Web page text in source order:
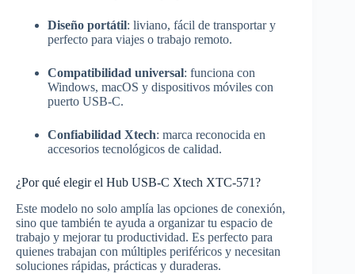
Diseño portátil: liviano, fácil de transportar y
perfecto para viajes o trabajo remoto.
Compatibilidad universal: funciona con
Windows, macOS y dispositivos móviles con
puerto USB-C.
Confiabilidad Xtech: marca reconocida en
accesorios tecnológicos de calidad.
¿Por qué elegir el Hub USB-C Xtech XTC-571?
Este modelo no solo amplía las opciones de conexión,
sino que también te ayuda a organizar tu espacio de
trabajo y mejorar tu productividad. Es perfecto para
quienes trabajan con múltiples periféricos y necesitan
soluciones rápidas, prácticas y duraderas.